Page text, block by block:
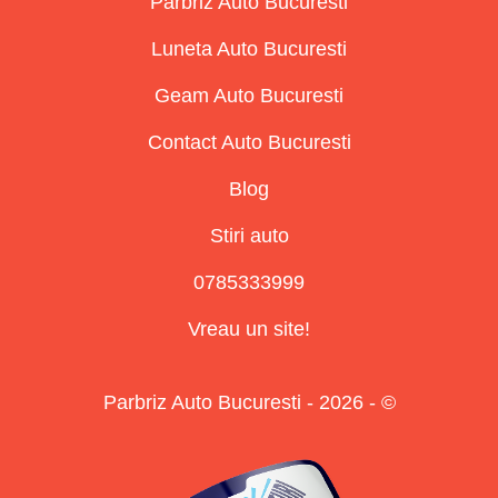
Luneta Auto Bucuresti
Geam Auto Bucuresti
Contact Auto Bucuresti
Blog
Stiri auto
0785333999
Vreau un site!
Parbriz Auto Bucuresti - 2026 - ©